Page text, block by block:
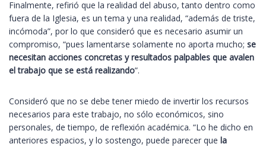
Finalmente, refirió que la realidad del abuso, tanto dentro como
fuera de la Iglesia, es un tema y una realidad, “además de triste,
incómoda”, por lo que consideró que es necesario asumir un
compromiso, “pues lamentarse solamente no aporta mucho; se
necesitan acciones concretas y resultados palpables que avalen
el trabajo que se está realizando”.
Consideró que no se debe tener miedo de invertir los recursos
necesarios para este trabajo, no sólo económicos, sino
personales, de tiempo, de reflexión académica. “Lo he dicho en
anteriores espacios, y lo sostengo, puede parecer que la